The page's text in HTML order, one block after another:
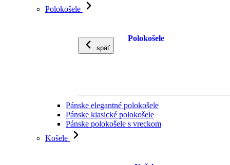
Polokošele
späť
Polokošele
Pánske elegantné polokošele
Pánske klasické polokošele
Pánske polokošele s vreckom
Košele